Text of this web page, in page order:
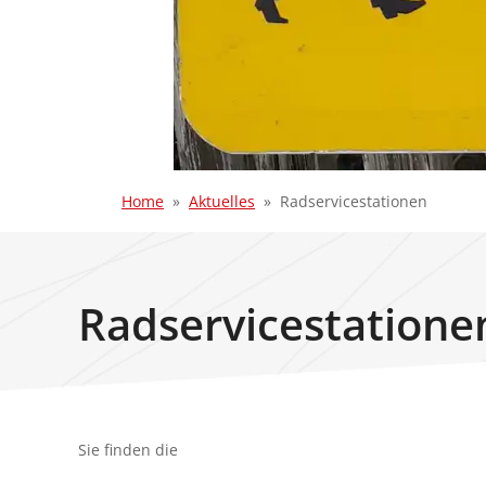
Home Aktuelles Radservicestationen
Sie finden die